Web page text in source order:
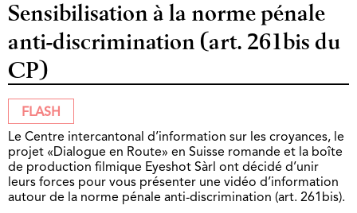
Sensibilisation à la norme pénale
anti-discrimination (art. 261bis du
CP)
FLASH
Le Centre intercantonal d’information sur les croyances, le
projet «Dialogue en Route» en Suisse romande et la boîte
de production filmique Eyeshot Sàrl ont décidé d’unir
leurs forces pour vous présenter une vidéo d’information
autour de la norme pénale anti-discrimination (art. 261bis).